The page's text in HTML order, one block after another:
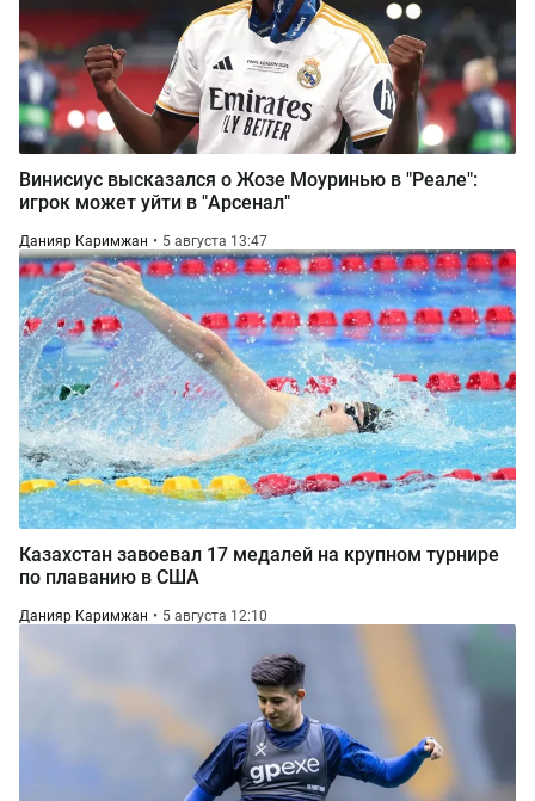
Винисиус высказался о Жозе Моуринью в "Реале":
игрок может уйти в "Арсенал"
Данияр Каримжан 5 августа 13:47
Казахстан завоевал 17 медалей на крупном турнире
по плаванию в США
Данияр Каримжан 5 августа 12:10